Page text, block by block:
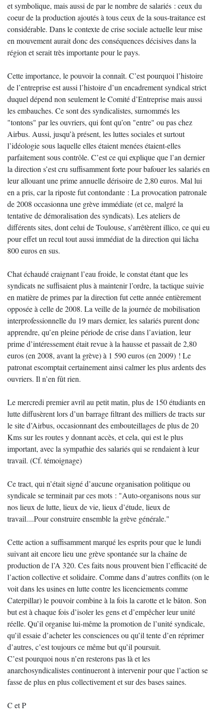
et symbolique, mais aussi de par le nombre de salariés : ceux du
coeur de la production ajoutés à tous ceux de la sous-traitance est
considérable. Dans le contexte de crise sociale actuelle leur mise
en mouvement aurait donc des conséquences décisives dans la
région et serait très importante pour le pays.
Cette importance, le pouvoir la connaît. C’est pourquoi l’histoire
de l’entreprise est aussi l’histoire d’un encadrement syndical strict
duquel dépend non seulement le Comité d’Entreprise mais aussi
les embauches. Ce sont des syndicalistes, surnommés les
"tontons" par les ouvriers, qui font qu’on "entre" ou pas chez
Airbus. Aussi, jusqu’à présent, les luttes sociales et surtout
l’idéologie sous laquelle elles étaient menées étaient-elles
parfaitement sous contrôle. C’est ce qui explique que l’an dernier
la direction s’est cru suffisamment forte pour bafouer les salariés en
leur allouant une prime annuelle dérisoire de 2,80 euros. Mal lui
en a pris, car la riposte fut contondante : La provocation patronale
de 2008 occasionna une grève immédiate (et ce, malgré la
tentative de démoralisation des syndicats). Les ateliers de
différents sites, dont celui de Toulouse, s’arrêtèrent illico, ce qui eu
pour effet un recul tout aussi immédiat de la direction qui lâcha
800 euros en sus.
Chat échaudé craignant l’eau froide, le constat étant que les
syndicats ne suffisaient plus à maintenir l’ordre, la tactique suivie
en matière de primes par la direction fut cette année entièrement
opposée à celle de 2008. La veille de la journée de mobilisation
interprofessionnelle du 19 mars dernier, les salariés purent donc
apprendre, qu’en pleine période de crise dans l’aviation, leur
prime d’intéressement était revue à la hausse et passait de 2,80
euros (en 2008, avant la grève) à 1 590 euros (en 2009) ! Le
patronat escomptait certainement ainsi calmer les plus ardents des
ouvriers. Il n’en fût rien.
Le mercredi premier avril au petit matin, plus de 150 étudiants en
lutte diffusèrent lors d’un barrage filtrant des milliers de tracts sur
le site d’Airbus, occasionnant des embouteillages de plus de 20
Kms sur les routes y donnant accès, et cela, qui est le plus
important, avec la sympathie des salariés qui se rendaient à leur
travail. (Cf. témoignage)
Ce tract, qui n’était signé d’aucune organisation politique ou
syndicale se terminait par ces mots : "Auto-organisons nous sur
nos lieux de lutte, lieux de vie, lieux d’étude, lieux de
travail....Pour construire ensemble la grève générale."
Cette action a suffisamment marqué les esprits pour que le lundi
suivant ait encore lieu une grève spontanée sur la chaîne de
production de l’A 320. Ces faits nous prouvent bien l’efficacité de
l’action collective et solidaire. Comme dans d’autres conflits (on le
voit dans les usines en lutte contre les licenciements comme
Caterpillar) le pouvoir combine à la fois la carotte et le bâton. Son
but est à chaque fois d’isoler les gens et d’empêcher leur unité
réelle. Qu’il organise lui-même la promotion de l’unité syndicale,
qu’il essaie d’acheter les consciences ou qu’il tente d’en réprimer
d’autres, c’est toujours ce même but qu’il poursuit.
C’est pourquoi nous n’en resterons pas là et les
anarchosyndicalistes continueront à intervenir pour que l’action se
fasse de plus en plus collectivement et sur des bases saines.
C et P